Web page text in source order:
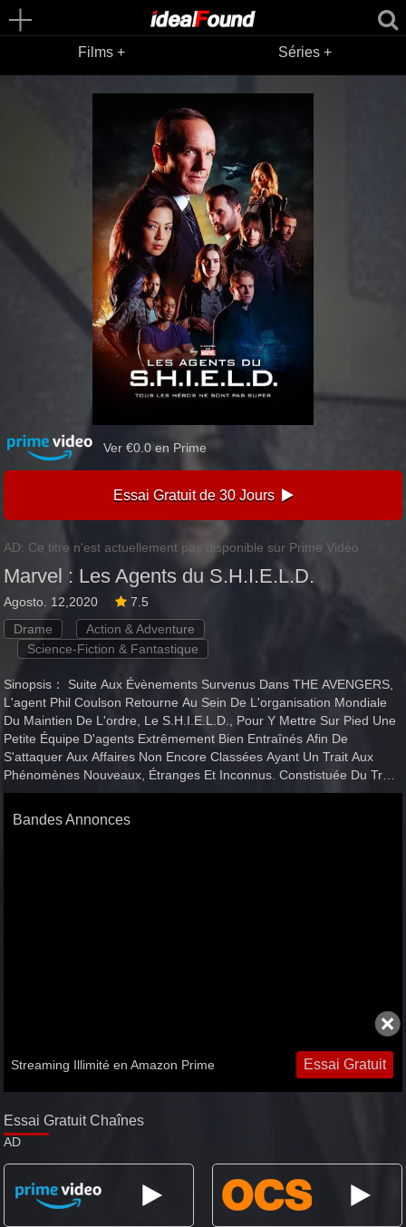
Films + Séries +
Ver €0.0 en Prime
Essai Gratuit de 30 Jours
AD: Ce titre n'est actuellement pas disponible sur Prime Vidéo
Marvel : Les Agents du S.H.I.E.L.D.
Agosto. 12,2020
7.5
Drame
Action & Adventure
Science-Fiction & Fantastique
Sinopsis： Suite Aux Évènements Survenus Dans THE AVENGERS,
L'agent Phil Coulson Retourne Au Sein De L'organisation Mondiale
Du Maintien De L'ordre, Le S.H.I.E.L.D., Pour Y Mettre Sur Pied Une
Petite Équipe D'agents Extrêmement Bien Entraînés Afin De
S'attaquer Aux Affaires Non Encore Classées Ayant Un Trait Aux
Phénomènes Nouveaux, Étranges Et Inconnus. Constistuée Du Très
Intègre Agent Grant Ward, Expert En Combat Et Renseignements,
De L'agent Melinda May, Pilote Émérite Et Experte En Arts Martiaux
Et Des Très Brillants, Si Ce N'est Un Peu Étranges Socialement,
Bandes Annonces
Streaming Illimité en Amazon Prime Essai Gratuit
Essai Gratuit Chaînes
AD